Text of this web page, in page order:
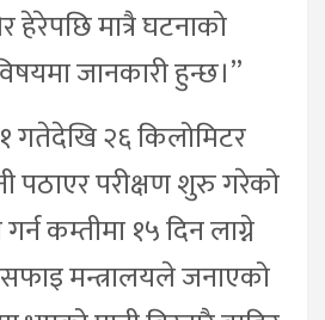
हेरेपछि मात्रै घटनाको
जानकारी हुन्छ।”
२६ किलोमिटर
पठाएर परीक्षण शुरु गरेको
कम्तीमा १५ दिन लाग्ने
मन्त्रालयले जनाएको